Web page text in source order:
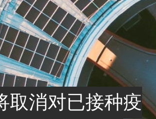
取消对已接种疫